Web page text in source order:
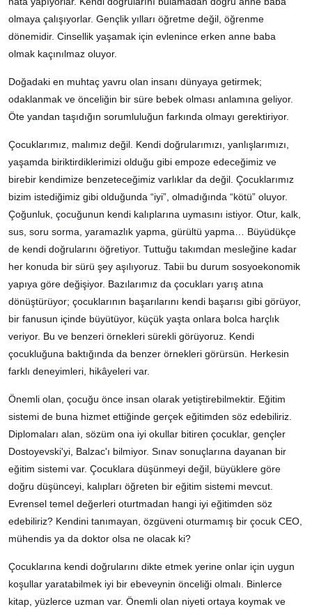
olmaya çalışıyorlar. Gençlik yılları öğretme değil, öğrenme
dönemidir. Cinsellik yaşamak için evlenince erken anne baba
olmak kaçınılmaz oluyor.
Doğadaki en muhtaç yavru olan insanı dünyaya getirmek;
odaklanmak ve önceliğin bir süre bebek olması anlamına geliyor.
Öte yandan taşıdığın sorumluluğun farkında olmayı gerektiriyor.
Çocuklarımız, malımız değil. Kendi doğrularımızı, yanlışlarımızı,
yaşamda biriktirdiklerimizi olduğu gibi empoze edeceğimiz ve
birebir kendimize benzeteceğimiz varlıklar da değil. Çocuklarımız
bizim istediğimiz gibi olduğunda “iyi”, olmadığında “kötü” oluyor.
Çoğunluk, çocuğunun kendi kalıplarına uymasını istiyor. Otur, kalk,
sus, soru sorma, yaramazlık yapma, gürültü yapma… Büyüdükçe
de kendi doğrularını öğretiyor. Tuttuğu takımdan mesleğine kadar
her konuda bir sürü şey aşılıyoruz. Tabii bu durum sosyoekonomik
yapıya göre değişiyor. Bazılarımız da çocukları yarış atına
dönüştürüyor; çocuklarının başarılarını kendi başarısı gibi görüyor,
bir fanusun içinde büyütüyor, küçük yaşta onlara bolca harçlık
veriyor. Bu ve benzeri örnekleri sürekli görüyoruz. Kendi
çocukluğuna baktığında da benzer örnekleri görürsün. Herkesin
farklı deneyimleri, hikâyeleri var.
Önemli olan, çocuğu önce insan olarak yetiştirebilmektir. Eğitim
sistemi de buna hizmet ettiğinde gerçek eğitimden söz edebiliriz.
Diplomaları alan, sözüm ona iyi okullar bitiren çocuklar, gençler
Dostoyevski'yi, Balzac'ı bilmiyor. Sınav sonuçlarına dayanan bir
eğitim sistemi var. Çocuklara düşünmeyi değil, büyüklere göre
doğru düşünceyi, kalıpları öğreten bir eğitim sistemi mevcut.
Evrensel temel değerleri oturtmadan hangi iyi eğitimden söz
edebiliriz? Kendini tanımayan, özgüveni oturmamış bir çocuk CEO,
mühendis ya da doktor olsa ne olacak ki?
Çocuklarına kendi doğrularını dikte etmek yerine onlar için uygun
koşullar yaratabilmek iyi bir ebeveynin önceliği olmalı. Binlerce
kitap, yüzlerce uzman var. Önemli olan niyeti ortaya koymak ve